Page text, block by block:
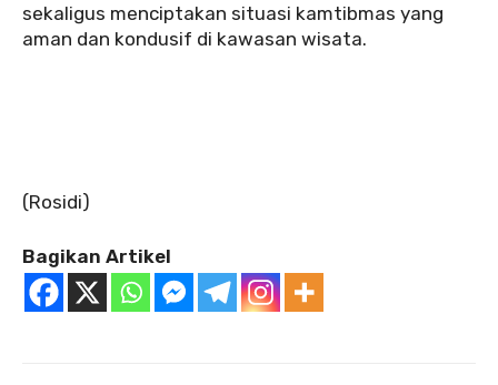
sekaligus menciptakan situasi kamtibmas yang
aman dan kondusif di kawasan wisata.
‎(Rosidi)
Bagikan Artikel